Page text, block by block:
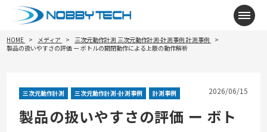
メニ
HOME メディア 三次元動作計測 三次元動作計測-計測事例 計測事例
製品の扱いやすさの評価 ー ボトルの開閉動作による上肢の動作解析
三次元動作計測 三次元動作計測-計測事例 計測事例 2026/06/15
製品の扱いやすさの評価 ー ボト